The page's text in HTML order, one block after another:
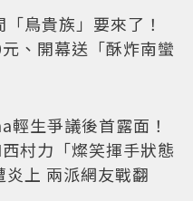
鳥貴族」要來了！
、開幕送「酥炸南蠻
輕生爭議後首露面！
村力「燦笑揮手狀態
炎上 兩派網友戰翻